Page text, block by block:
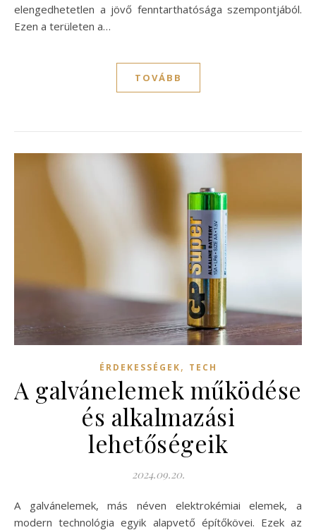
elengedhetetlen a jövő fenntarthatósága szempontjából.
Ezen a területen a…
TOVÁBB
ÉRDEKESSÉGEK, TECH
A galvánelemek működése
és alkalmazási
lehetőségeik
2024.09.20.
A galvánelemek, más néven elektrokémiai elemek, a
modern technológia egyik alapvető építőkövei. Ezek az